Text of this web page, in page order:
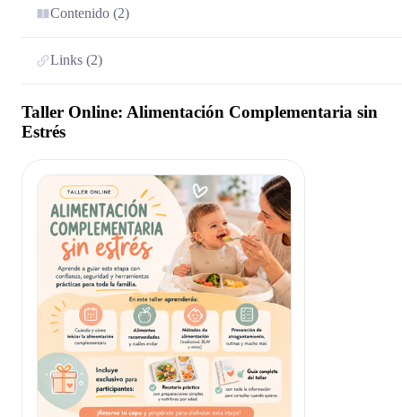
Contenido (2)
Links (2)
Taller Online: Alimentación Complementaria sin
Estrés